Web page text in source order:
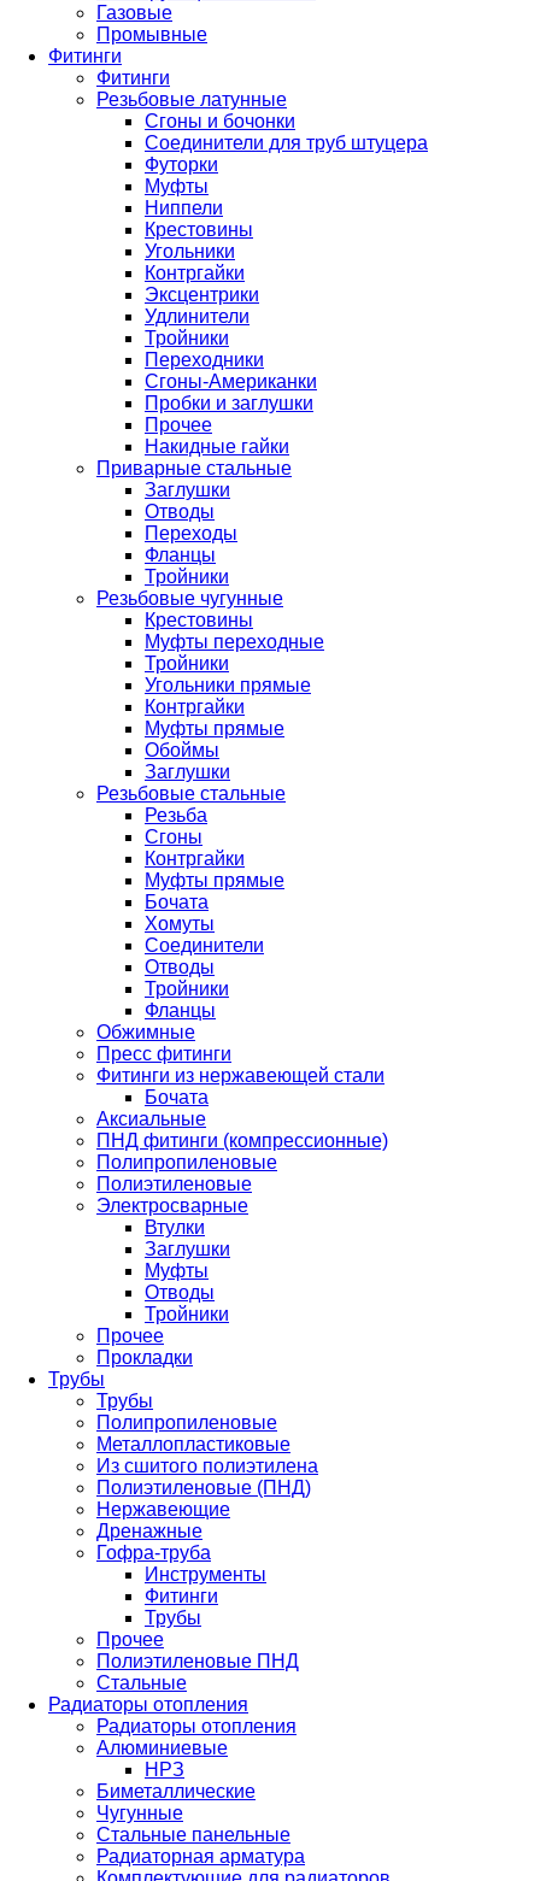
Газовые
Промывные
Фитинги
Фитинги
Резьбовые латунные
Сгоны и бочонки
Соединители для труб штуцера
Футорки
Муфты
Ниппели
Крестовины
Угольники
Контргайки
Эксцентрики
Удлинители
Тройники
Переходники
Сгоны-Американки
Пробки и заглушки
Прочее
Накидные гайки
Приварные стальные
Заглушки
Отводы
Переходы
Фланцы
Тройники
Резьбовые чугунные
Крестовины
Муфты переходные
Тройники
Угольники прямые
Контргайки
Муфты прямые
Обоймы
Заглушки
Резьбовые стальные
Резьба
Сгоны
Контргайки
Муфты прямые
Бочата
Хомуты
Соединители
Отводы
Тройники
Фланцы
Обжимные
Пресс фитинги
Фитинги из нержавеющей стали
Бочата
Аксиальные
ПНД фитинги (компрессионные)
Полипропиленовые
Полиэтиленовые
Электросварные
Втулки
Заглушки
Муфты
Отводы
Тройники
Прочее
Прокладки
Трубы
Трубы
Полипропиленовые
Металлопластиковые
Из сшитого полиэтилена
Полиэтиленовые (ПНД)
Нержавеющие
Дренажные
Гофра-труба
Инструменты
Фитинги
Трубы
Прочее
Полиэтиленовые ПНД
Стальные
Радиаторы отопления
Радиаторы отопления
Алюминиевые
НРЗ
Биметаллические
Чугунные
Стальные панельные
Радиаторная арматура